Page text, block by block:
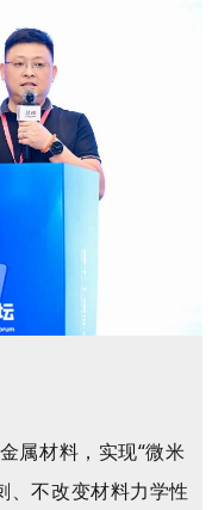
属材料，实现“微米
、不改变材料力学性